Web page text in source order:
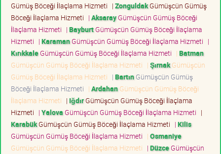
Gümüş Böceği İlaçlama Hizmeti | ZonguldakGümüşcün Gümüş
Böceği İlaçlama Hizmeti | AksarayGümüşcün Gümüş Böceği
İlaçlama Hizmeti | BayburtGümüşcün Gümüş Böceği İlaçlama
Hizmeti | KaramanGümüşcün Gümüş Böceği İlaçlama Hizmeti |
KırıkkaleGümüşcün Gümüş Böceği İlaçlama Hizmeti | Batman
Gümüşcün Gümüş Böceği İlaçlama Hizmeti | ŞırnakGümüşcün
Gümüş Böceği İlaçlama Hizmeti | BartınGümüşcün Gümüş
Böceği İlaçlama Hizmeti | ArdahanGümüşcün Gümüş Böceği
İlaçlama Hizmeti | IğdırGümüşcün Gümüş Böceği İlaçlama
Hizmeti | Yalova Gümüşcün Gümüş Böceği İlaçlama Hizmeti |
KarabükGümüşcün Gümüş Böceği İlaçlama Hizmeti | Kilis
Gümüşcün Gümüş Böceği İlaçlama Hizmeti | Osmaniye
Gümüşcün Gümüş Böceği İlaçlama Hizmeti | DüzceGümüşcün